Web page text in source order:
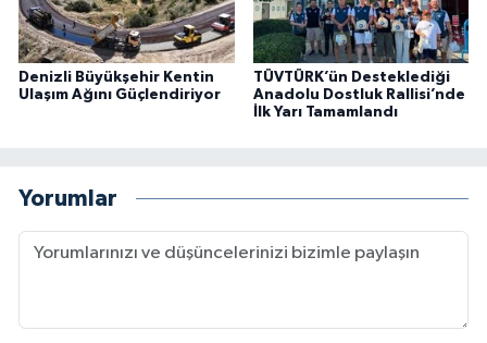
Denizli Büyükşehir Kentin
Ulaşım Ağını Güçlendiriyor
TÜVTÜRK’ün Desteklediği
Anadolu Dostluk Rallisi’nde
İlk Yarı Tamamlandı
Yorumlar